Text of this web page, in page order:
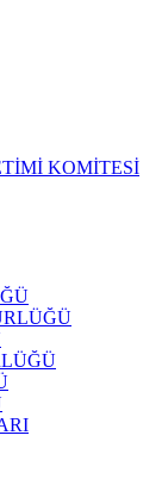
KOMİTESİ